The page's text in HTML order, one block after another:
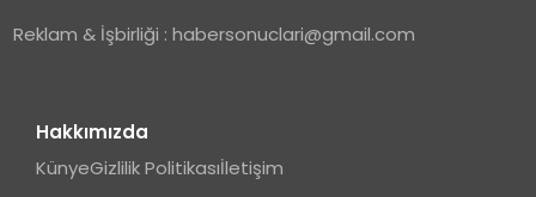
Reklam & İşbirliği :habersonuclari@gmail.com
Hakkımızda
KünyeGizlilik Politikasıİletişim